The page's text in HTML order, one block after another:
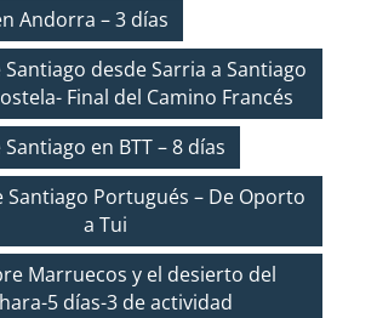
Andorra – 3 días
desde Sarria a Santiago
Final del Camino Francés
en BTT – 8 días
Santiago Portugués – De Oporto
a Tui
Marruecos y el desierto del
5 días-3 de actividad